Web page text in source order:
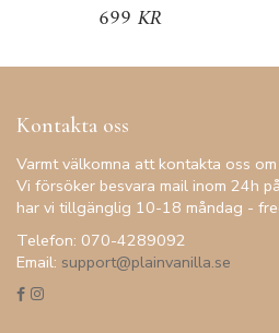
699 KR
Kontakta oss
Varmt välkomna att kontakta oss
Vi försöker besvara mail inom 24h
har vi tillgänglig 10-18 måndag -
Telefon: 070-4289092
Email: support@plainvanilla.se